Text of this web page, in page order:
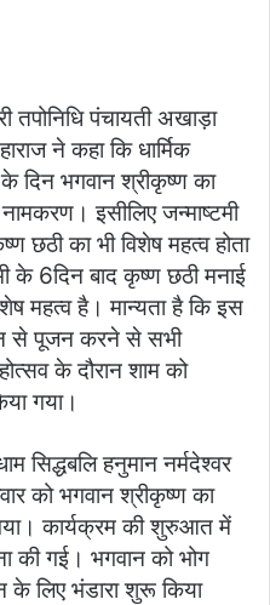
तपोनिधि पंचायती अखाड़ा
ने कहा कि धार्मिक
दिन भगवान श्रीकृष्ण का
इसीलिए जन्माष्टमी
छठी का भी विशेष महत्व होता
के 6दिन बाद कृष्ण छठी मनाई
महत्व है। मान्यता है कि इस
से पूजन करने से सभी
के दौरान शाम को
गया।‌
सिद्धबलि हनुमान नर्मदेश्वर
को भगवान श्रीकृष्ण का
कार्यक्रम की शुरुआत में
की गई। भगवान को भोग
लिए भंडारा शुरू किया